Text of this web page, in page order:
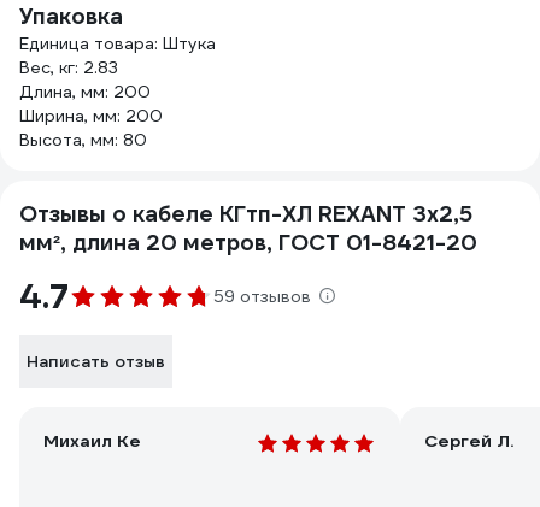
Упаковка
Единица товара: Штука
Вес, кг: 2.83
Длина, мм: 200
Ширина, мм: 200
Высота, мм: 80
Отзывы о кабеле КГтп-ХЛ REXANT 3х2,5
мм², длина 20 метров, ГОСТ 01-8421-20
4.7 59 отзывов
Написать отзыв
Михаил Ке Сергей Л.